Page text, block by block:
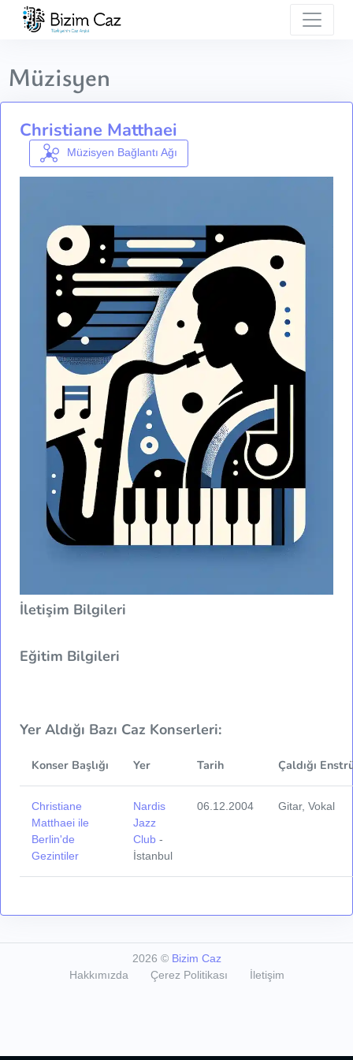
Müzisyen
Christiane Matthaei
Müzisyen Bağlantı Ağı
İletişim Bilgileri
Eğitim Bilgileri
Yer Aldığı Bazı Caz Konserleri:
Konser Başlığı Yer Tarih Çaldığı
Christiane
Matthaei ile
Berlin'de
Gezintiler
Nardis
Jazz
Club -
İstanbul
06.12.2004 Gitar, Vokal
2026 © Bizim Caz
Hakkımızda
Çerez Politikası İletişim